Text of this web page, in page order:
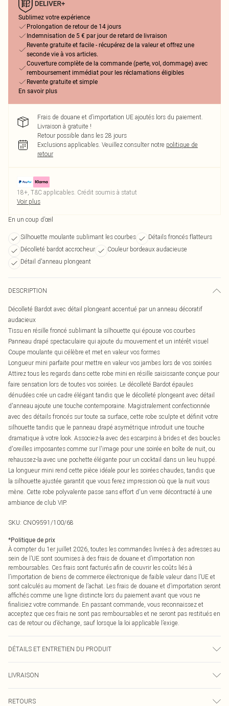
Sublimez votre expérience
Prolongation de retour de 14 jours
Indemnisation de 5 € par jour de retard de livraison
Revente gratuite et facile - récupérez de la valeur et offrez une
seconde vie à vos articles.
Couverture complète de la commande (perte, vol, dommage) avec
remboursement immédiat pour les réclamations éligibles
Revente gratuite et simple
En savoir plus
Frais de douane et d’importation UE ajoutés lors du paiement.
Livraison à gratuite !
Retour possible dans les 28 jours
Exclusions applicables. Veuillez consulter notre politique de
retour
18+, T&C applicables. Crédit soumis à statut
Voir plus
En un coup d’œil
Silhouette moulante sublimant les courbes
Détails froncés flatteurs
Décolleté bardot accrocheur
Couleur bordeaux audacieuse
Détail d'anneau plongeant
DESCRIPTION
Décolleté Bardot avec détail plongeant accentué par un anneau décoratif
audacieux
Tissu en résille froncé sublimant la silhouette qui épouse vos courbes
Panneau drapé spectaculaire qui ajoute du mouvement et un intérêt visuel
Coupe moulante qui célèbre et met en valeur vos formes
Longueur mini parfaite pour mettre en valeur vos jambes lors de vos soirées
Attirez tous les regards dans cette robe mini en résille saisissante conçue pour
faire sensation lors de toutes vos soirées. Le décolleté Bardot épaules
dénudées crée un cadre élégant tandis que le décolleté plongeant avec détail
d'anneau ajoute une touche contemporaine. Magistralement confectionnée
avec des détails froncés sur toute sa surface, cette robe sculpte et définit votre
silhouette tandis que le panneau drapé asymétrique introduit une touche
dramatique à votre look. Associez-la avec des escarpins à brides et des boucles
d'oreilles imposantes comme sur l'image pour une soirée en boîte de nuit, ou
rehaussez-la avec une pochette élégante pour un cocktail dans un lieu huppé.
La longueur mini rend cette pièce idéale pour les soirées chaudes, tandis que
la silhouette ajustée garantit que vous ferez impression où que la nuit vous
mène. Cette robe polyvalente passe sans effort d'un verre décontracté à une
ambiance de club VIP.
SKU: CNO9591/100/68
*Politique de prix
À compter du 1er juillet 2026, toutes les commandes livrées à des adresses au
sein de l’UE sont soumises à des frais de douane et d’importation non
remboursables. Ces frais sont facturés afin de couvrir les coûts liés à
l’importation de biens de commerce électronique de faible valeur dans l’UE et
sont calculés au moment de l’achat. Les frais de douane et d’importation seront
affichés comme une ligne distincte lors du paiement avant que vous ne
finalisiez votre commande. En passant commande, vous reconnaissez et
acceptez que ces frais ne sont pas remboursables et ne seront pas restitués en
cas de retour ou d’échange, sauf lorsque la loi applicable l’exige.
DÉTAILS ET ENTRETIEN DU PRODUIT
couleur peut déteindre.
LIVRAISON
RETOURS